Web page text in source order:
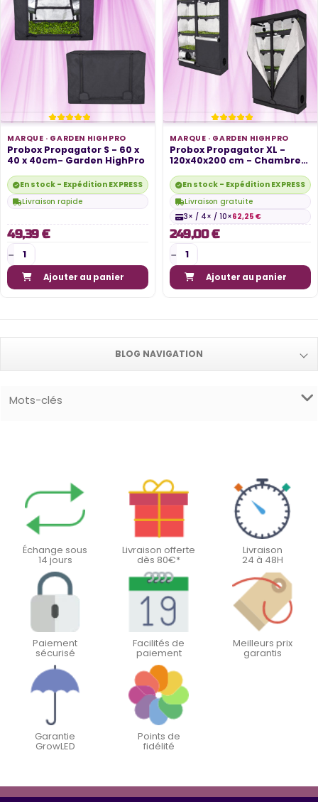
MARQUE · GARDEN HIGHPRO
Probox Propagator S - 60 x
40 x 40cm- Garden HighPro
En stock - Expédition EXPRESS disponible
Livraison rapide
49,39 €
Ajouter au panier
MARQUE · GARDEN HIGHPRO
Probox Propagator XL -
120x40x200 cm - Chambre
En stock - Expédition EXPRESS
Livraison gratuite
3× / 4× / 10×62,25 €
249,00 €
Ajouter au panier
BLOG NAVIGATION
Mots-clés
Échange sous
14 jours
Livraison offerte
dès 80€*
Livraison
24 à 48H
Paiement
sécurisé
Facilités de
paiement
Meilleurs prix
garantis
Garantie
GrowLED
Points de
fidélité